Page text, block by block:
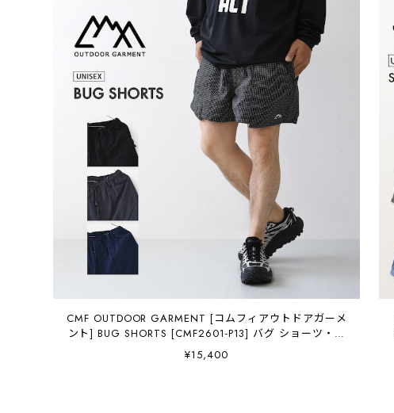
CMF OUTDOOR GARMENT [コムフィアウトドアガーメ
ント] BUG SHORTS [CMF2601-P13] バグ ショーツ・シ
ョートパンツ・水陸両用・耐水・通気性・軽量・キャン
プ・アウトドア・アクティビティMEN'S / LADY'S
¥15,400